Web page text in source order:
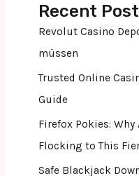
Recent
Revolut Casino
müssen
Trusted Online
Guide
Firefox Pokies: Why
Flocking to This
Safe Blackjack